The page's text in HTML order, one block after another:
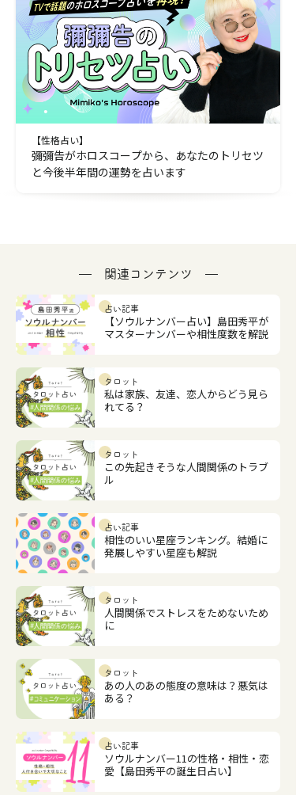
【性格占い】
彌彌告がホロスコープから、あなたのトリセツ
と今後半年間の運勢を占います
関連コンテンツ
占い記事
【ソウルナンバー占い】島田秀平が
マスターナンバーや相性度数を解説
タロット
私は家族、友達、恋人からどう見ら
れてる？
タロット
この先起きそうな人間関係のトラブ
ル
占い記事
相性のいい星座ランキング。結婚に
発展しやすい星座も解説
タロット
人間関係でストレスをためないため
に
タロット
あの人のあの態度の意味は？悪気は
ある？
占い記事
ソウルナンバー11の性格・相性・恋
愛【島田秀平の誕生日占い】